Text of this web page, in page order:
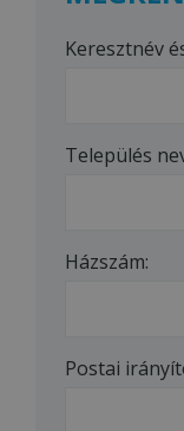
Keresztnév
Település
Házszám:
Postai